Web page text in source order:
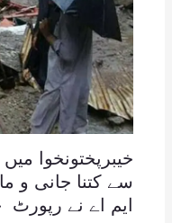
سے کتنا جانی و
ایم اے نے